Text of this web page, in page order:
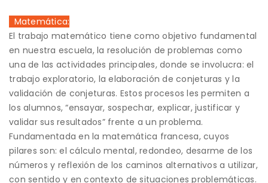
Matemática:
El trabajo matemático tiene como objetivo fundamental
en nuestra escuela, la resolución de problemas como
una de las actividades principales, donde se involucra: el
trabajo exploratorio, la elaboración de conjeturas y la
validación de conjeturas. Estos procesos les permiten a
los alumnos, “ensayar, sospechar, explicar, justificar y
validar sus resultados” frente a un problema.
Fundamentada en la matemática francesa, cuyos
pilares son: el cálculo mental, redondeo, desarme de los
números y reflexión de los caminos alternativos a utilizar,
con sentido y en contexto de situaciones problemáticas.